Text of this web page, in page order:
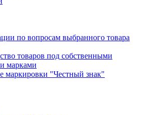
по вопросам выбранного товара
товаров под собственными
марками
маркировки "Честный знак"